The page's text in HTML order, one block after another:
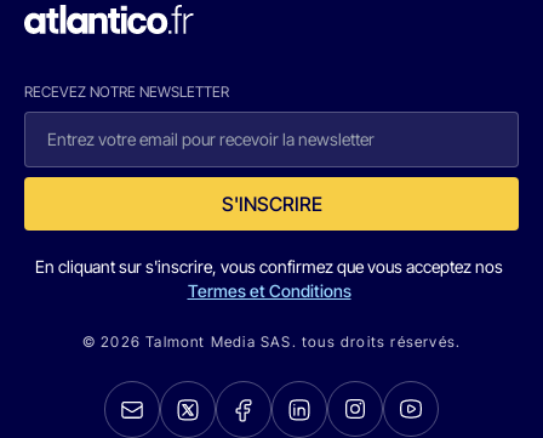
RECEVEZ NOTRE NEWSLETTER
S'INSCRIRE
En cliquant sur s'inscrire, vous confirmez que vous acceptez nos
Termes et Conditions
© 2026 Talmont Media SAS. tous droits réservés.